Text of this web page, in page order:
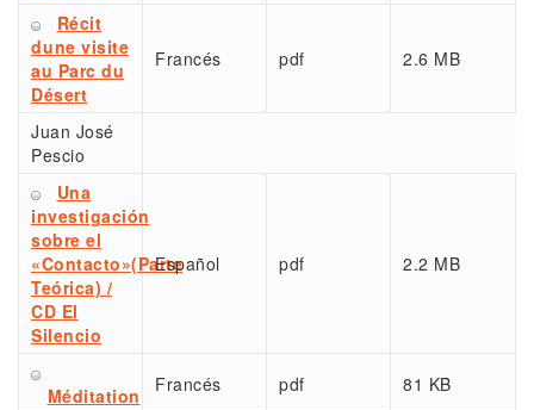
Récit
dune visite
au Parc du
Désert
Francés pdf 2.6 MB
Juan José
Pescio
Una
investigación
sobre el
«Contacto»(Parte
Teórica) /
CD El
Silencio
Español pdf 2.2 MB
Méditation Francés pdf 81 KB